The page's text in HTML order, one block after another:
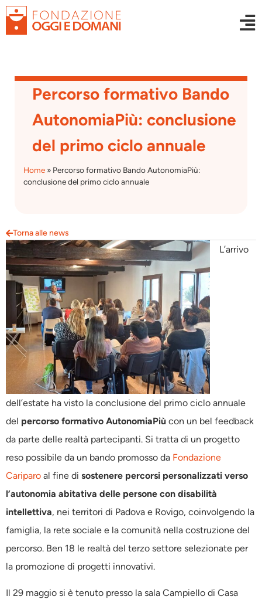
Percorso formativo Bando
AutonomiaPiù: conclusione
del primo ciclo annuale
Home » Percorso formativo Bando AutonomiaPiù:
conclusione del primo ciclo annuale
Torna alle news
L’arrivo
dell’estate ha visto la conclusione del primo ciclo annuale
del percorso formativo AutonomiaPiù con un bel feedback
da parte delle realtà partecipanti. Si tratta di un progetto
reso possibile da un bando promosso da Fondazione
Cariparo al fine di sostenere percorsi personalizzati verso
l’autonomia abitativa delle persone con disabilità
intellettiva, nei territori di Padova e Rovigo, coinvolgendo la
famiglia, la rete sociale e la comunità nella costruzione del
percorso. Ben 18 le realtà del terzo settore selezionate per
la promozione di progetti innovativi.
Il 29 maggio si è tenuto presso la sala Campiello di Casa